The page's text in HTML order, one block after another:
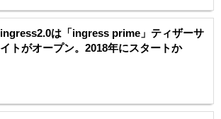
ingress2.0は「ingress prime」ティザーサ
イトがオープン。2018年にスタートか